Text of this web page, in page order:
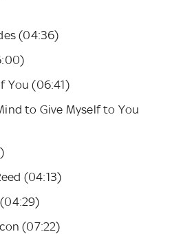
(04:36)
You (06:41)
to Give Myself to You
(04:13)
(07:22)